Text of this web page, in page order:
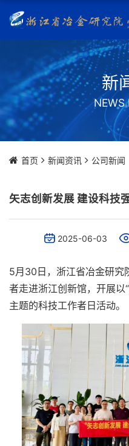
新
NEWS
首页 新闻资讯 公司新闻
2025-06-03
5月30日，浙江省冶金研究
者走进浙江创新馆，开展以
主题的科技工作者日活动。